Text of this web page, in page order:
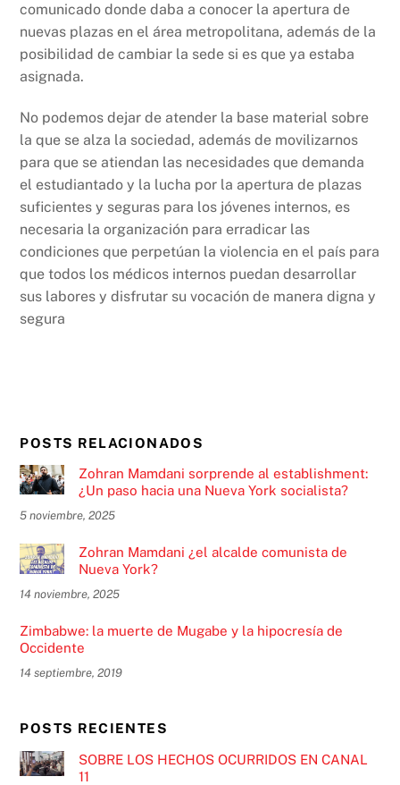
comunicado donde daba a conocer la apertura de
nuevas plazas en el área metropolitana, además de la
posibilidad de cambiar la sede si es que ya estaba
asignada.
No podemos dejar de atender la base material sobre
la que se alza la sociedad, además de movilizarnos
para que se atiendan las necesidades que demanda
el estudiantado y la lucha por la apertura de plazas
suficientes y seguras para los jóvenes internos, es
necesaria la organización para erradicar las
condiciones que perpetúan la violencia en el país para
que todos los médicos internos puedan desarrollar
sus labores y disfrutar su vocación de manera digna y
segura
POSTS RELACIONADOS
Zohran Mamdani sorprende al establishment:
¿Un paso hacia una Nueva York socialista?
5 noviembre, 2025
Zohran Mamdani ¿el alcalde comunista de
Nueva York?
14 noviembre, 2025
Zimbabwe: la muerte de Mugabe y la hipocresía de
Occidente
14 septiembre, 2019
POSTS RECIENTES
SOBRE LOS HECHOS OCURRIDOS EN CANAL
11